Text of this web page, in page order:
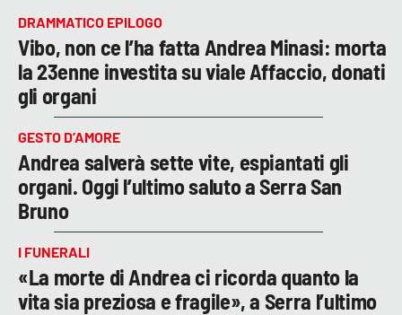
DRAMMATICO EPILOGO
Vibo, non ce l’ha fatta Andrea Minasi: morta
la 23enne investita su viale Affaccio, donati
gli organi
GESTO D’AMORE
Andrea salverà sette vite, espiantati gli
organi. Oggi l’ultimo saluto a Serra San
Bruno
I FUNERALI
«La morte di Andrea ci ricorda quanto la
vita sia preziosa e fragile», a Serra l’ultimo